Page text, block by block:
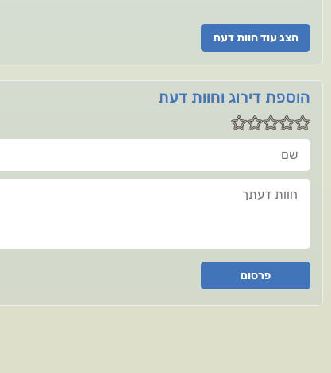
הצג עוד חוות דעת
הוספת דירוג וחוות דעת
שם
חוות דעתך
פרסום